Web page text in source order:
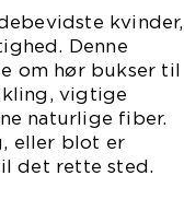
kvinder,
Denne
om hør bukser til
vigtige
naturlige fiber.
eller blot er
det rette sted.